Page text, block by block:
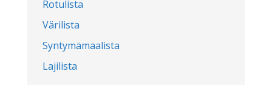
Rotulista
Värilista
Syntymämaalista
Lajilista